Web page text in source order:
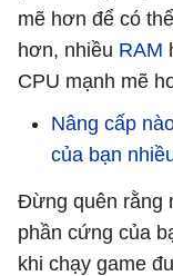
mẽ hơn để có
hơn, nhiều RAM
CPU mạnh mẽ
Nâng cấp
của bạn
Đừng quên rằng
phần cứng của
khi chạy game